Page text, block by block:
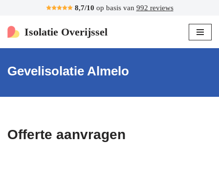
Ga
naar
inhoud
8,7/10 op basis van 992 reviews
Isolatie Overijssel
Gevelisolatie Almelo
Offerte aanvragen